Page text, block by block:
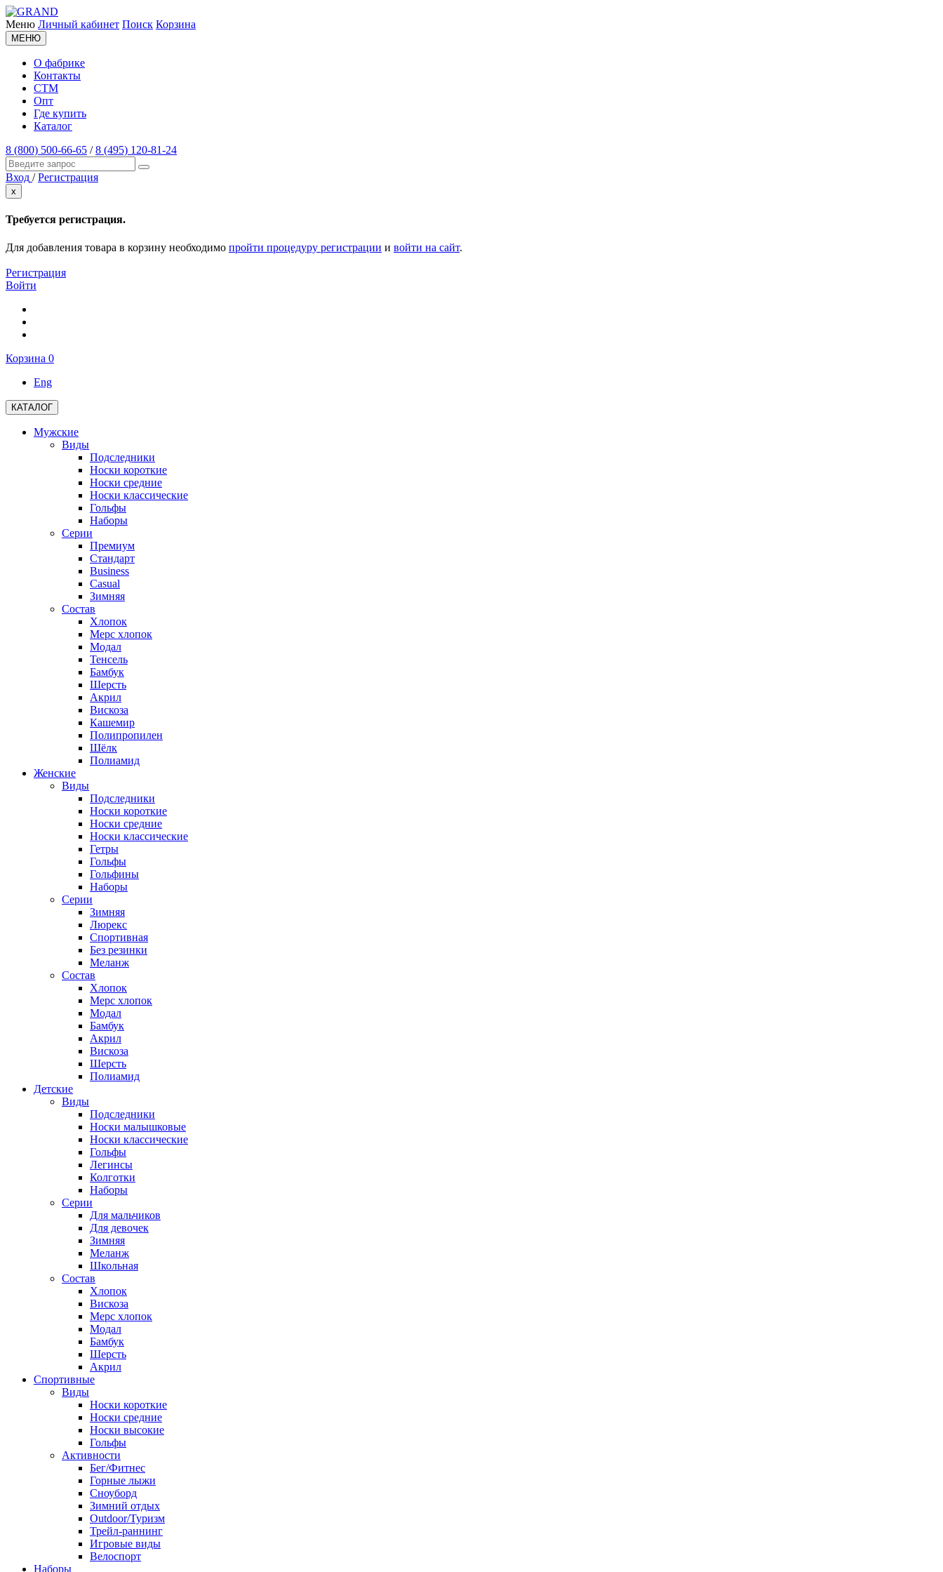
Меню Личный кабинет Поиск Корзина
МЕНЮ
О фабрике
Контакты
СТМ
Опт
Где купить
Каталог
8 (800) 500-66-65 /8 (495) 120-81-24
Вход / Регистрация
x
Требуется регистрация.
Для добавления товара в корзину необходимо пройти процедуру регистрации и войти на сайт.
Регистрация
Войти
Корзина 0
Eng
КАТАЛОГ
Мужские
Виды
Подследники
Носки короткие
Носки средние
Носки классические
Гольфы
Наборы
Серии
Премиум
Стандарт
Business
Casual
Зимняя
Состав
Хлопок
Мерс хлопок
Модал
Тенсель
Бамбук
Шерсть
Акрил
Вискоза
Кашемир
Полипропилен
Шёлк
Полиамид
Женские
Виды
Подследники
Носки короткие
Носки средние
Носки классические
Гетры
Гольфы
Гольфины
Наборы
Серии
Зимняя
Люрекс
Спортивная
Без резинки
Меланж
Состав
Хлопок
Мерс хлопок
Модал
Бамбук
Акрил
Вискоза
Шерсть
Полиамид
Детские
Виды
Подследники
Носки малышковые
Носки классические
Гольфы
Легинсы
Колготки
Наборы
Серии
Для мальчиков
Для девочек
Зимняя
Меланж
Школьная
Состав
Хлопок
Вискоза
Мерс хлопок
Модал
Бамбук
Шерсть
Акрил
Спортивные
Виды
Носки короткие
Носки средние
Носки высокие
Гольфы
Активности
Бег/Фитнес
Горные лыжи
Сноуборд
Зимний отдых
Outdoor/Туризм
Трейл-раннинг
Игровые виды
Велоспорт
Наборы